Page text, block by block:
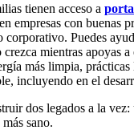
tienen acceso a
empresas con buenas
corporativo. Puedes
mientras apoyas a
más limpia, prácticas
incluyendo en el
dos legados a la
sano.